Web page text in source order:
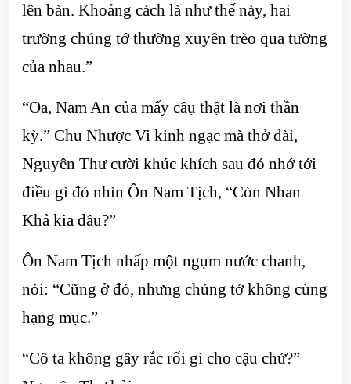
lên bàn. Khoảng cách là như thế này, hai
trường chúng tớ thường xuyên trèo qua tường
của nhau.”
“Oa, Nam An của mấy câụ thật là nơi thần
kỳ.” Chu Nhược Vi kinh ngạc mà thở dài,
Nguyên Thư cười khúc khích sau đó nhớ tới
điều gì đó nhìn Ôn Nam Tịch, “Còn Nhan
Khả kia đâu?”
Ôn Nam Tịch nhấp một ngụm nước chanh,
nói: “Cũng ở đó, nhưng chúng tớ không cùng
hạng mục.”
“Cô ta không gây rắc rối gì cho cậu chứ?”